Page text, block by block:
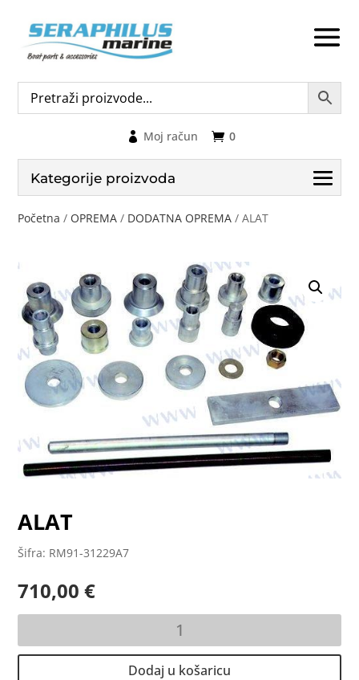
0
Moj račun
Kategorije proizvoda
Početna / OPREMA / DODATNA OPREMA / ALAT
ALAT
Šifra: RM91-31229A7
710,00€
Dodaj u košaricu